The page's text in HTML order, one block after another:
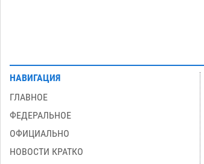
НАВИГАЦИЯ
ГЛАВНОЕ
ФЕДЕРАЛЬНОЕ
ОФИЦИАЛЬНО
НОВОСТИ КРАТКО